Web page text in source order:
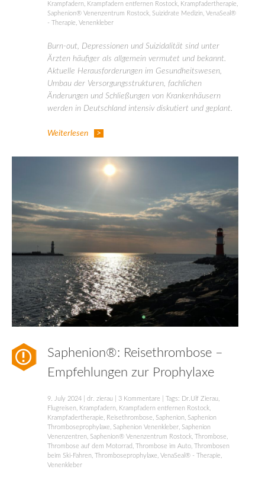
Krampfadern, Krampfadern entfernen Rostock, Krampfadertherapie,
Saphenion® Venenzentrum Rostock, Suizidrate Medizin, VenaSeal®
- Therapie, Venenkleber
Burn-out, Depressionen und Suizidalität sind unter
Ärzten häufiger als allgemein vermutet und bekannt.
Aktuelle Herausforderungen im Gesundheitswesen,
Umbau der Versorgungsstrukturen, fachlichen
Änderungen und Schließungen von Krankenhäusern
werden in Deutschland intensiv diskutiert und geplant.
Weiterlesen
Saphenion®: Reisethrombose –
Empfehlungen zur Prophylaxe
9. July 2024 dr. zierau 3 Kommentare | Tags: Dr.Ulf Zierau,
Flugreisen, Krampfadern, Krampfadern entfernen Rostock,
Krampfadertherapie, Reisethrombose, Saphenion, Saphenion
Thromboseprophylaxe, Saphenion Venenkleber, Saphenion
Venenzentren, Saphenion® Venenzentrum Rostock, Thrombose,
Thrombose auf dem Motorrad , Thrombose im Auto,
Thrombosen
beim Ski-Fahren, Thromboseprophylaxe, VenaSeal® - Therapie,
Venenkleber